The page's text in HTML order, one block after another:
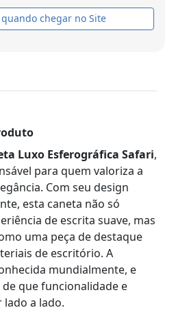
chegar no Site
Luxo Esferográfica Safari,
para quem valoriza a
Com seu design
esta caneta não só
de escrita suave, mas
uma peça de destaque
de escritório. A
mundialmente, e
de que funcionalidade e
a lado.